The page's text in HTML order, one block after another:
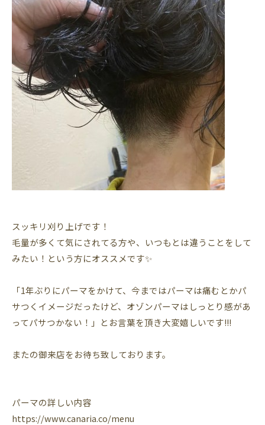
スッキリ刈り上げです！
毛量が多くて気にされてる方や、いつもとは違うことをして
みたい！という方にオススメです✨
「1年ぶりにパーマをかけて、今まではパーマは痛むとかパ
サつくイメージだったけど、オゾンパーマはしっとり感があ
ってパサつかない！」とお言葉を頂き大変嬉しいです!!!
またの御来店をお待ち致しております。
パーマの詳しい内容
https://www.canaria.co/menu